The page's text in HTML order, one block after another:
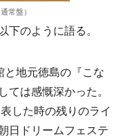
常盤）
のように語る。
と地元徳島の『こな
は感慨深かった。
した時の残りのライ
日ドリームフェステ